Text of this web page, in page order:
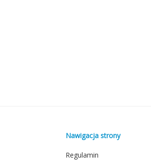
Nawigacja strony
Regulamin